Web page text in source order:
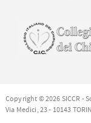
Copyright © 2026 SICCR -
Via Medici, 23 - 10143